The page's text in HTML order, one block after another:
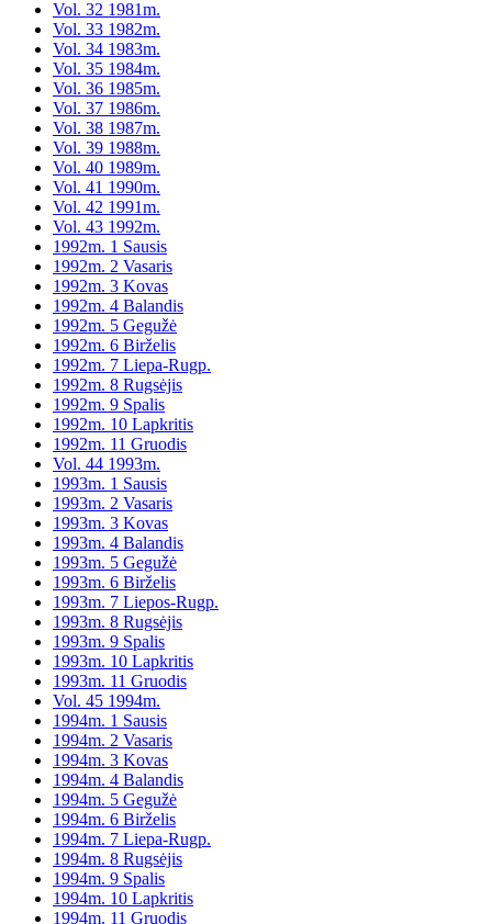
Vol. 32 1981m.
Vol. 33 1982m.
Vol. 34 1983m.
Vol. 35 1984m.
Vol. 36 1985m.
Vol. 37 1986m.
Vol. 38 1987m.
Vol. 39 1988m.
Vol. 40 1989m.
Vol. 41 1990m.
Vol. 42 1991m.
Vol. 43 1992m.
1992m. 1 Sausis
1992m. 2 Vasaris
1992m. 3 Kovas
1992m. 4 Balandis
1992m. 5 Gegužė
1992m. 6 Birželis
1992m. 7 Liepa-Rugp.
1992m. 8 Rugsėjis
1992m. 9 Spalis
1992m. 10 Lapkritis
1992m. 11 Gruodis
Vol. 44 1993m.
1993m. 1 Sausis
1993m. 2 Vasaris
1993m. 3 Kovas
1993m. 4 Balandis
1993m. 5 Gegužė
1993m. 6 Birželis
1993m. 7 Liepos-Rugp.
1993m. 8 Rugsėjis
1993m. 9 Spalis
1993m. 10 Lapkritis
1993m. 11 Gruodis
Vol. 45 1994m.
1994m. 1 Sausis
1994m. 2 Vasaris
1994m. 3 Kovas
1994m. 4 Balandis
1994m. 5 Gegužė
1994m. 6 Birželis
1994m. 7 Liepa-Rugp.
1994m. 8 Rugsėjis
1994m. 9 Spalis
1994m. 10 Lapkritis
1994m. 11 Gruodis